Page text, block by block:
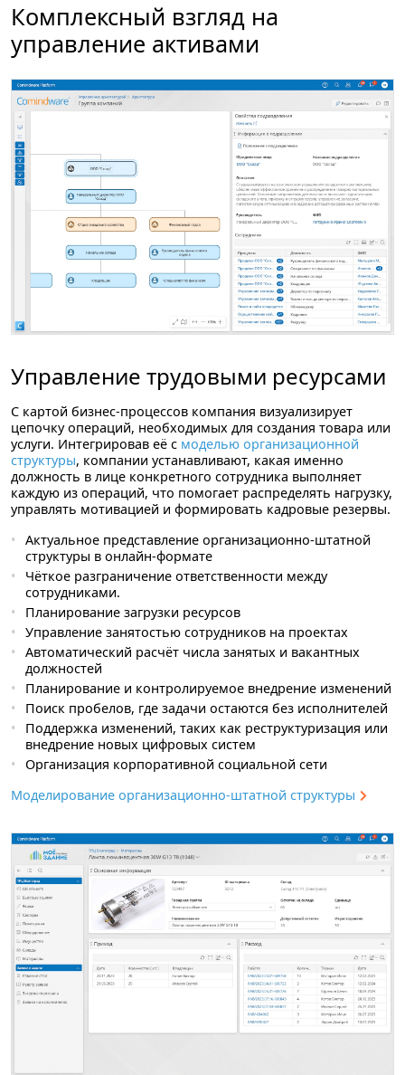
Комплексный взгляд на
управление активами
Управление трудовыми ресурсами
С картой бизнес-процессов компания визуализирует
цепочку операций, необходимых для создания товара или
услуги. Интегрировав её с моделью организационной
структуры, компании устанавливают, какая именно
должность в лице конкретного сотрудника выполняет
каждую из операций, что помогает распределять нагрузку,
управлять мотивацией и формировать кадровые резервы.
Актуальное представление организационно-штатной
структуры в онлайн-формате
Чёткое разграничение ответственности между
сотрудниками.
Планирование загрузки ресурсов
Управление занятостью сотрудников на проектах
Автоматический расчёт числа занятых и вакантных
должностей
Планирование и контролируемое внедрение изменений
Поиск пробелов, где задачи остаются без исполнителей
Поддержка изменений, таких как реструктуризация или
внедрение новых цифровых систем
Организация корпоративной социальной сети
Моделирование организационно-штатной структуры